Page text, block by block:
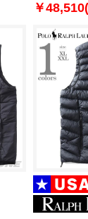
￥